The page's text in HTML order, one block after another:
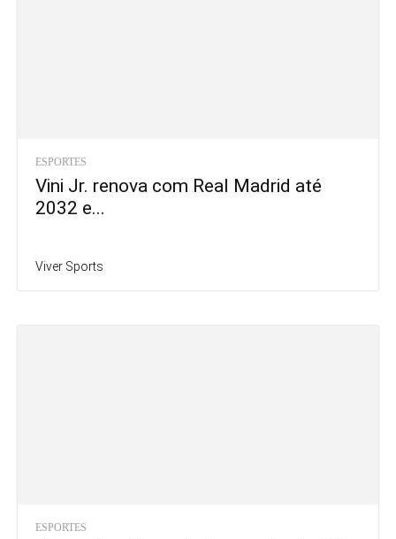
ESPORTES
Vini Jr. renova com Real Madrid até
2032 e...
Viver Sports
ESPORTES